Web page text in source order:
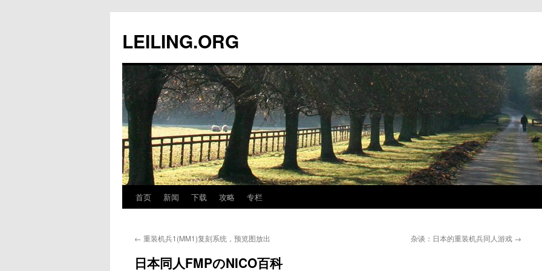
文
LEILING.ORG
首页 新闻 下载 攻略 专栏
← 重装机兵1(MM1)复刻系统，预览图放出 杂谈：日本的重装机兵同人游戏 →
日本同人FMPのNICO百科